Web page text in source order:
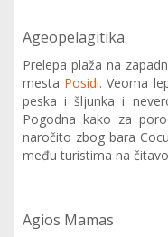
Ageopelagitika
Prelepa plaža na
mesta Posidi. Veoma
peska i šljunka i
Pogodna kako za
naročito zbog bara
među turistima na
Agios Mamas